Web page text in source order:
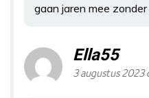
gaan jaren mee
Ella55
3 augustus 2023